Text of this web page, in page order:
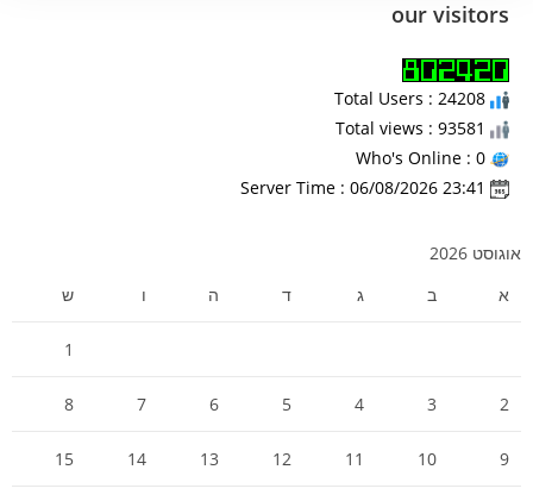
our visitors
אוגוסט 2026
א
ב ג ד ה ו ש
1
2
3
4
5
6
7
8
9
10
11
12
13
14
15